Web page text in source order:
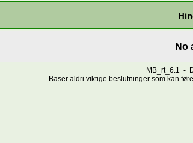
No
MB_rt_6.1 -
Baser aldri viktige beslutninger som kan